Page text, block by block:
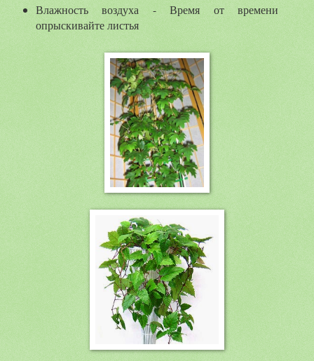
Влажность воздуха - Время от времени
опрыскивайте листья